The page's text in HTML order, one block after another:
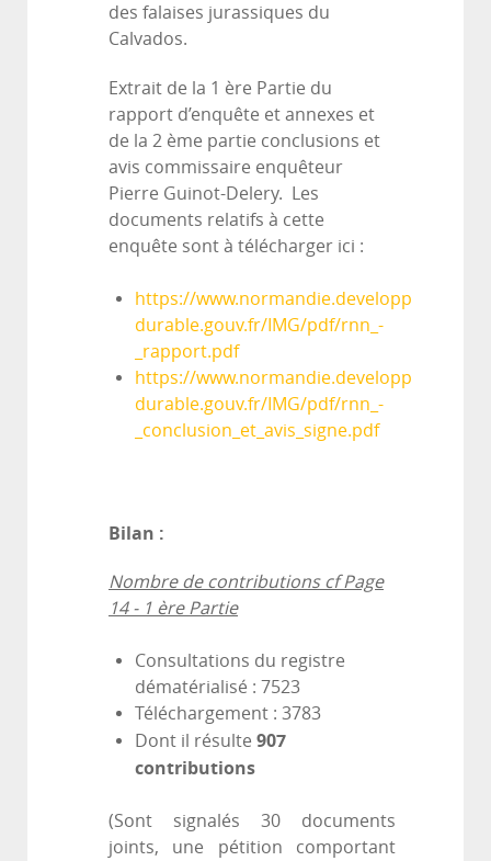
des falaises jurassiques du
Calvados.
Extrait de la 1 ère Partie du
rapport d’enquête et annexes et
de la 2 ème partie conclusions et
avis commissaire enquêteur
Pierre Guinot-Delery. Les
documents relatifs à cette
enquête sont à télécharger ici :
https://www.normandie.developpement-
durable.gouv.fr/IMG/pdf/rnn_-
_rapport.pdf
https://www.normandie.developpement-
durable.gouv.fr/IMG/pdf/rnn_-
_conclusion_et_avis_signe.pdf
Bilan :
Nombre de contributions cf Page
14 - 1 ère Partie
Consultations du registre
dématérialisé : 7523
Téléchargement : 3783
Dont il résulte 907
contributions
(Sont signalés 30 documents
joints, une pétition comportant